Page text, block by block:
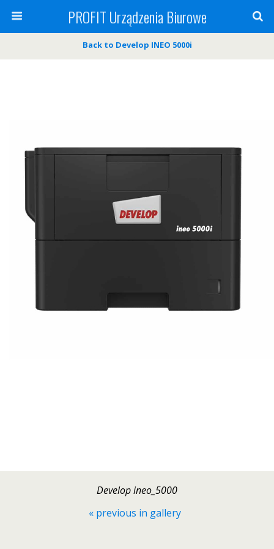
PROFIT Urządzenia Biurowe
Back to Develop INEO 5000i
Develop ineo_5000
« previous in gallery